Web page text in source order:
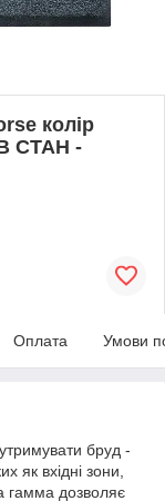
колір
СТАН -
Оплата Умови
утримувати бруд -
як вхідні зони,
гамма дозволяє